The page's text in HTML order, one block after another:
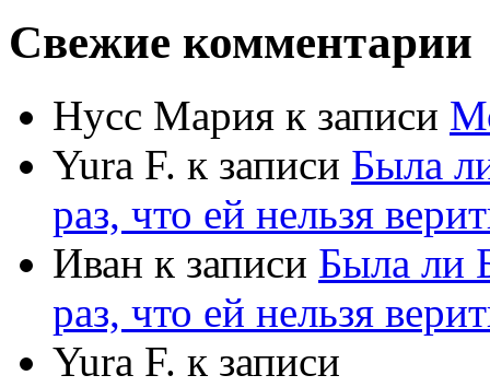
Свежие комментарии
Нусс Мария к записи
Yura F. к записи Была
раз, что ей нельзя
Иван к записи Была ли
раз, что ей нельзя
Yura F. к записи